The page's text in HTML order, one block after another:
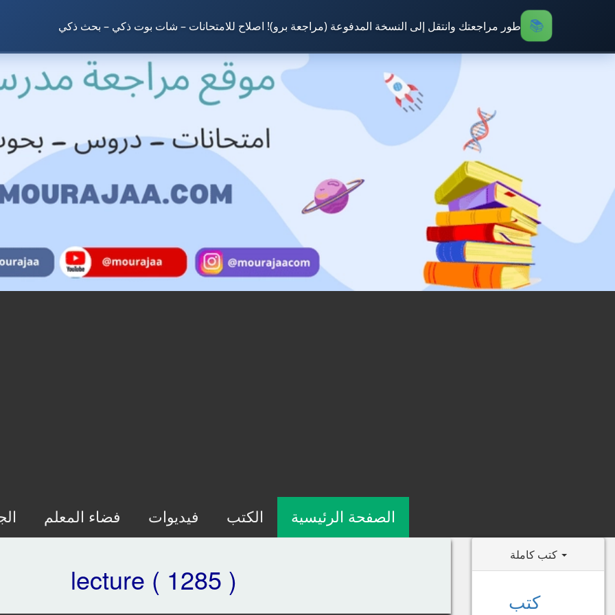
طور مراجعتك وانتقل إلى النسخة المدفوعة (مراجعة برو)! اصلاح للامتحانات – شات بوت ذكي – بحث ذكي
الصفحة الرئيسية الكتب فيديوات فضاء المعلم
lecture ( 1285 )
كتب كاملة
كتب